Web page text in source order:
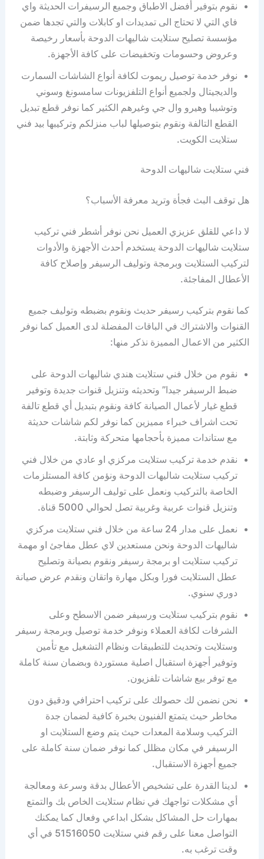
نقوم بتوفير أفضل الاطباق وجميع الرسيفرات الحديثة واي
فاي التي لا تحتاج الى تمديدات او كابلات والتي تجدها ضمن
مؤسسة تصليح ستلايت شاليهات الدوحة بأسعار رخيصة
وعروض وحسومات وتخفيضات على كافة الأجهزة.
نوفر خدمة توصيل ريموت لكافة أنواع الشاشات السمارت
والديجيتال ولجميع أنواع التلفزيونات سامسونغ وسوني
وتوشيبا وهيرو وال جي وغيرهم الكثير كما نوفر قطع تبديل
القطع التالفة ونقوم بتوصيلها لباب منزلكم وتركيبها بيد فني
ستلايت الكويت.
فني ستلايت شاليهات الدوحة
هل توقف البث فجأة وتريد معرفة الأسباب؟
لا داعي للقلق عزيزي العميل نحن نوفر أشطر فني تركيب
ستلايت شاليهات الدوحة يستخدم أحدث الأجهزة والأدوات
لتركيب الستلايت وبرمجة وتوليف الرسيفر وإصلاح كافة
الأعطال المفاجئة.
كما نقوم بتركيب رسيفر حديث ونقوم بضبطه وتوليف جميع
القنوات والاشتراك في الباقات المفضلة لدى العميل كما نوفر
الكثير من الاعمال المميزة نذكر منها:
نقوم من خلال فني ستلايت هندي شاليهات الدوحة على
ضبط الرسيفر جيدا” وتحديثه وتنزيل قنوات جديدة وتوفير
قطع غيار لأعمال الصيانة كافة ونقوم بتبديل أي قطع تالفة
تحت اشراف خبراء مميزين كما نوفر لكم شاشات حديثة
مع ستاندات مميزة بأحجامها متحركة وثابتة.
نقدم خدمة تركيب ستلايت مركزي او عادي من خلال فني
تركيب ستلايت شاليهات الدوحة ونؤمن كافة المستلزمات
الخاصة بالتركيب ونعمل على توليف الرسيفر وضبطه
وتنزيل قنوات عربية وغربية تصل لحوالي 5000 قناة.
نعمل على مدار 24 ساعة من خلال فني ستلايت مركزي
شاليهات الدوحة ونحن مستعدين لاي عطل مفاجئ او مهمة
تركيب ستلايت او برمجة رسيفر ونقوم بصيانة وتصليح
عطل الستلايت فورا وبكل مهارة واتقان ونقدم عرض صيانة
دوري سنوي.
نقوم بتركيب ستلايت ورسيفر ضمن الاسطح وعلى
الشرفات لكافة العملاء ونوفر خدمة توصيل وبرمجة رسيفر
وستلايت وتحديث للتطبيقات ونظام التشغيل مع تأمين
وتوفير أجهزة استقبال اصلية مستوردة وبضمان سنة كاملة
مع توفر بيع شاشات تلفزيون.
نحن نضمن لك حصولك على تركيب احترافي ودقيق دون
مخاطر حيث يتمتع الفنيون بخبرة كافية لضمان جدة
التركيب وسلامة المعدات حيث يتم وضع الستلايت او
الرسيفر في مكان مظلل كما نوفر ضمان سنة كاملة على
جميع أجهزة الاستقبال.
لدينا القدرة على تشخيص الأعطال بدقة وسرعة ومعالجة
أي مشكلات تواجهك في نظام ستلايت الخاص بك والتمتع
بمهارات حل المشاكل بشكل ابداعي وفعال كما يمكنك
التواصل معنا على رقم فني ستلايت 51516050 في أي
وقت ترغب به.